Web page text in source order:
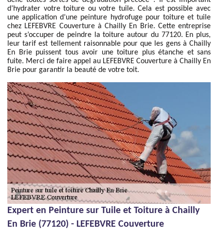
d’hydrater votre toiture ou votre tuile. Cela est possible avec
une application d’une peinture hydrofuge pour toiture et tuile
chez LEFEBVRE Couverture à Chailly En Brie. Cette entreprise
peut s’occuper de peindre la toiture autour du 77120. En plus,
leur tarif est tellement raisonnable pour que les gens à Chailly
En Brie puissent tous avoir une toiture plus étanche et sans
fuite. Merci de faire appel au LEFEBVRE Couverture à Chailly En
Brie pour garantir la beauté de votre toit.
Expert en Peinture sur Tuile et Toiture à Chailly
En Brie (77120) - LEFEBVRE Couverture